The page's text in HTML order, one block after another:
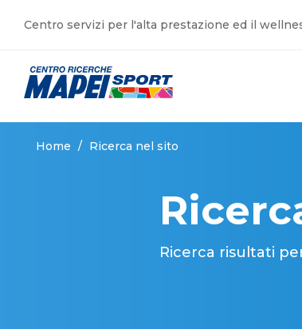
Centro servizi per l'alta prestazione ed il
Home / Ricerca nel sito
Ricerca risultati